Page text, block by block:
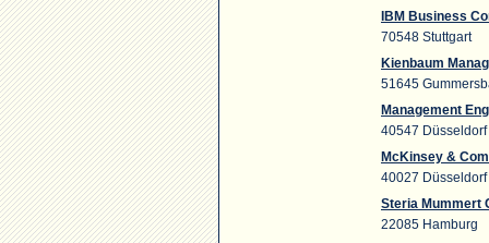
IBM Business
70548 Stuttgart
Kienbaum
51645
Management
40547 Düsseldorf
McKinsey &
40027 Düsseldorf
Steria Mummert
22085 Hamburg